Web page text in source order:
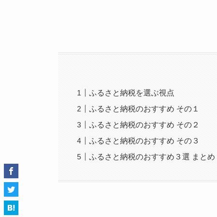
ふるさと納税を選ぶ視点
ふるさと納税のおすすめ その１
ふるさと納税のおすすめ その２
ふるさと納税のおすすめ その３
ふるさと納税のおすすめ３選 まとめ